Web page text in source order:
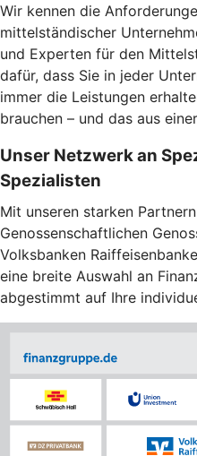
Wir kennen die
mittelständischer
und Experten für den
dafür, dass Sie in jeder
immer die Leistungen
brauchen – und das aus
Unser Netzwerk an
Spezialisten
Mit unseren starken
Genossenschaftlichen
Volksbanken
eine breite Auswahl an
abgestimmt auf Ihre